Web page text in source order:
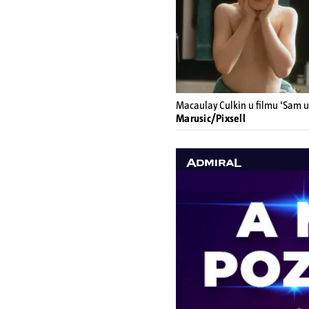
Macaulay Culkin u filmu 'Sam
Marusic/Pixsell